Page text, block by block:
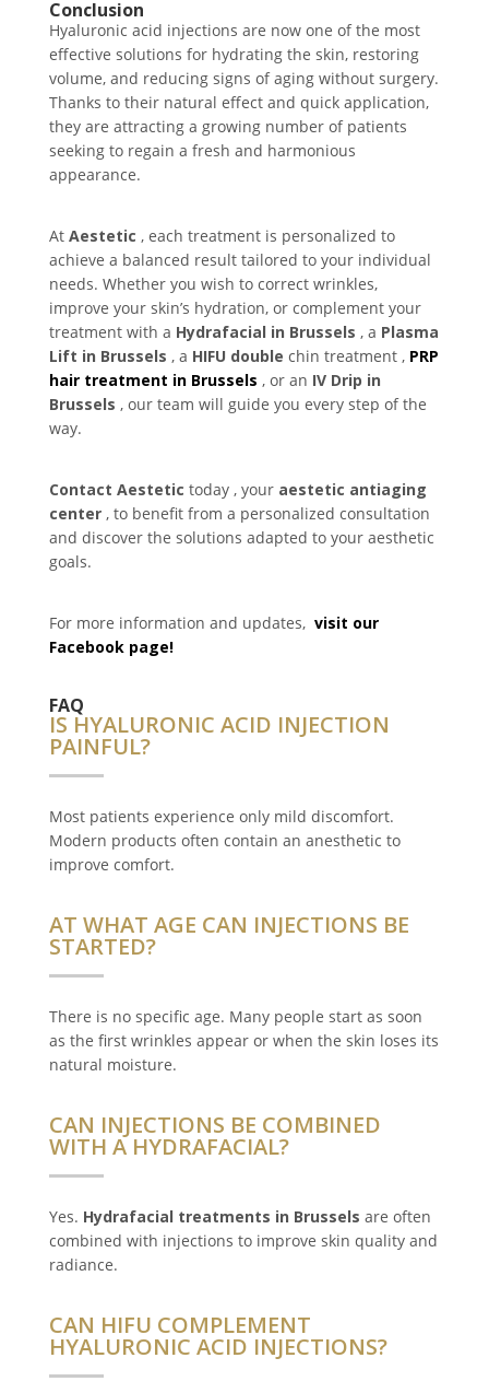
Conclusion
Hyaluronic acid injections are now one of the most
effective solutions for hydrating the skin, restoring
volume, and reducing signs of aging without surgery.
Thanks to their natural effect and quick application,
they are attracting a growing number of patients
seeking to regain a fresh and harmonious
appearance.
At Aestetic , each treatment is personalized to
achieve a balanced result tailored to your individual
needs. Whether you wish to correct wrinkles,
improve your skin’s hydration, or complement your
treatment with a Hydrafacial in Brussels , a Plasma
Lift in Brussels , a HIFU double chin treatment , PRP
hair treatment in Brussels , or an IV Drip in
Brussels , our team will guide you every step of the
way.
Contact Aestetic today , your aestetic antiaging
center, to benefit from a personalized consultation
and discover the solutions adapted to your aesthetic
goals.
For more information and updates, visit our
Facebook page!
FAQ
IS HYALURONIC ACID INJECTION
PAINFUL?
Most patients experience only mild discomfort.
Modern products often contain an anesthetic to
improve comfort.
AT WHAT AGE CAN INJECTIONS BE
STARTED?
There is no specific age. Many people start as soon
as the first wrinkles appear or when the skin loses its
natural moisture.
CAN INJECTIONS BE COMBINED
WITH A HYDRAFACIAL?
Yes. Hydrafacial treatments in Brussels are often
combined with injections to improve skin quality and
radiance.
CAN HIFU COMPLEMENT
HYALURONIC ACID INJECTIONS?